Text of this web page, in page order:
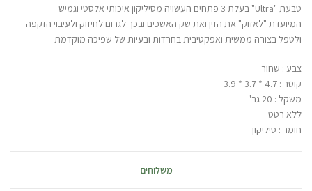
טבעת "Ultra" בעלת 3 פתחים העשויה מסיליקון איכותי אלסטי וגמיש
המיועדת "לאזוק" את הזין ואת שק האשכים ובכך לגרום לחיזוק ולעיבוי הזקפה
ולטפל בצורה ממשית ואפקטיבית בחרדות ובעיות של שפיכה מוקדמת
צבע : שחור
קוטר : 4.7 * 3.7 * 3.9
משקל : 20 גר'
ללא רטט
חומר : סיליקון
משלוחים